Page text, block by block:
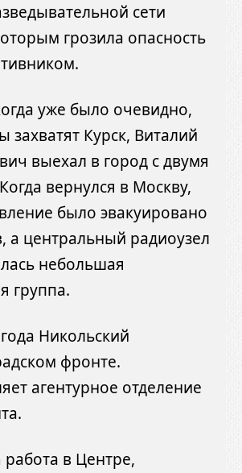
сети
грозила опасность
уже было очевидно,
захватят Курск, Виталий
выехал в город с двумя
вернулся в Москву,
было эвакуировано
а центральный радиоузел
небольшая
группа.
Никольский
фронте.
агентурное отделение
в Центре,